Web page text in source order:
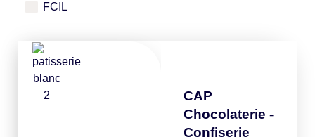
FCIL
CAP
Chocolaterie -
Confiserie